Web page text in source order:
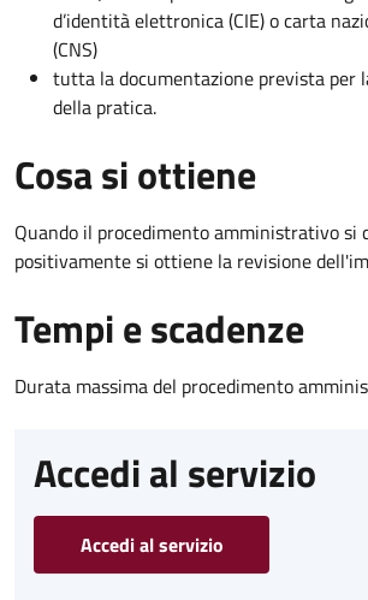
d’identità elettronica (CIE) o carta
(CNS)
tutta la documentazione prevista per
della pratica.
Cosa si ottiene
Quando il procedimento amministrativo si
positivamente si ottiene la revisione
Tempi e scadenze
Durata massima del procedimento
Accedi al servizio
Accedi al servizio